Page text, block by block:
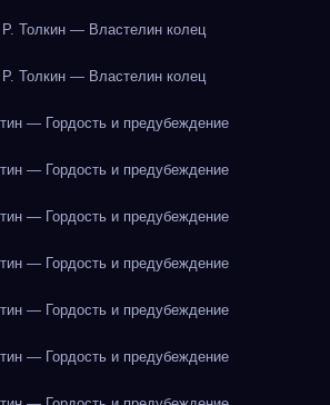
Толкин — Властелин колец
Толкин — Властелин колец
— Гордость и предубеждение
— Гордость и предубеждение
— Гордость и предубеждение
— Гордость и предубеждение
— Гордость и предубеждение
— Гордость и предубеждение